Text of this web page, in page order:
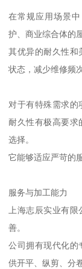
在常规应用场景
护、商业综合体的
其优异的耐久性和
状态，减少维修频
对于有特殊需求的
耐久性有极高要求
选择。
它能够适应严苛的
服务与加工能力
上海志辰实业有限
善。
公司拥有现代化的
供开平、纵剪、分